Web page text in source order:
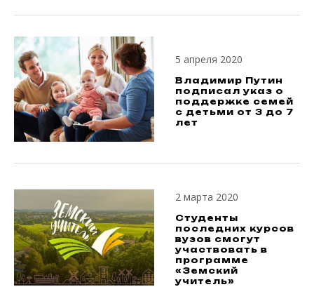
5 апреля 2020
Владимир Путин
подписал указ о
поддержке семей
с детьми от 3 до 7
лет
2 марта 2020
Студенты
последних курсов
вузов смогут
участвовать в
программе
«Земский
учитель»